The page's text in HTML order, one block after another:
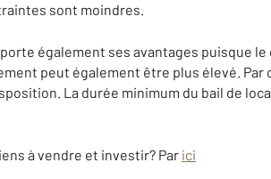
sont moindres.
également ses avantages puisque
peut également être plus élevé.
La durée minimum du bail de
à vendre et investir? Par ici